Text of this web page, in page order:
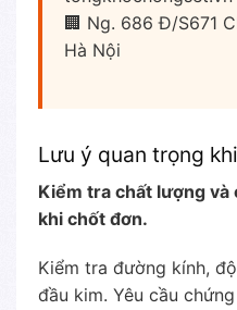
🏢 Ng. 686 Đ/S671
Hà Nội
Lưu ý quan trọng
Kiểm tra chất lượng
khi chốt đơn.
Kiểm tra đường kính,
đầu kim. Yêu cầu